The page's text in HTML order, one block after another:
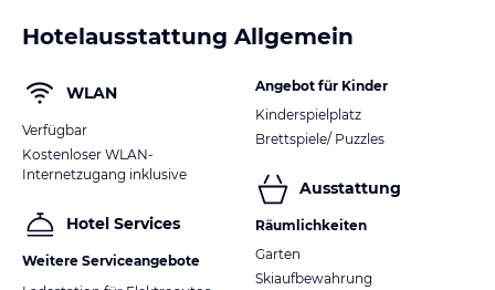
Hotelausstattung Allgemein
WLAN
Verfügbar
Kostenloser WLAN-
Internetzugang inklusive
Hotel Services
Weitere Serviceangebote
Angebot für Kinder
Kinderspielplatz
Brettspiele/ Puzzles
Ausstattung
Räumlichkeiten
Garten
Skiaufbewahrung